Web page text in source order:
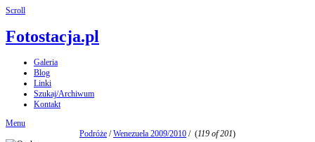
Scroll
Fotostacja.pl
Galeria
Blog
Linki
Szukaj/Archiwum
Kontakt
Menu
Podróże /Wenezuela 2009/2010 / (119 of 201)